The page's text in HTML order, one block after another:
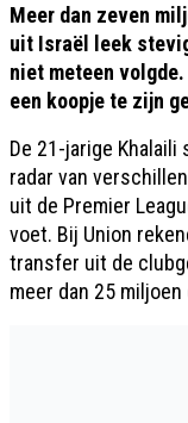
Meer dan zeven
uit Israël leek
niet meteen
een koopje te zijn
De 21-jarige
radar van
uit de Premier
voet. Bij Union
transfer uit de
meer dan 25 miljoen